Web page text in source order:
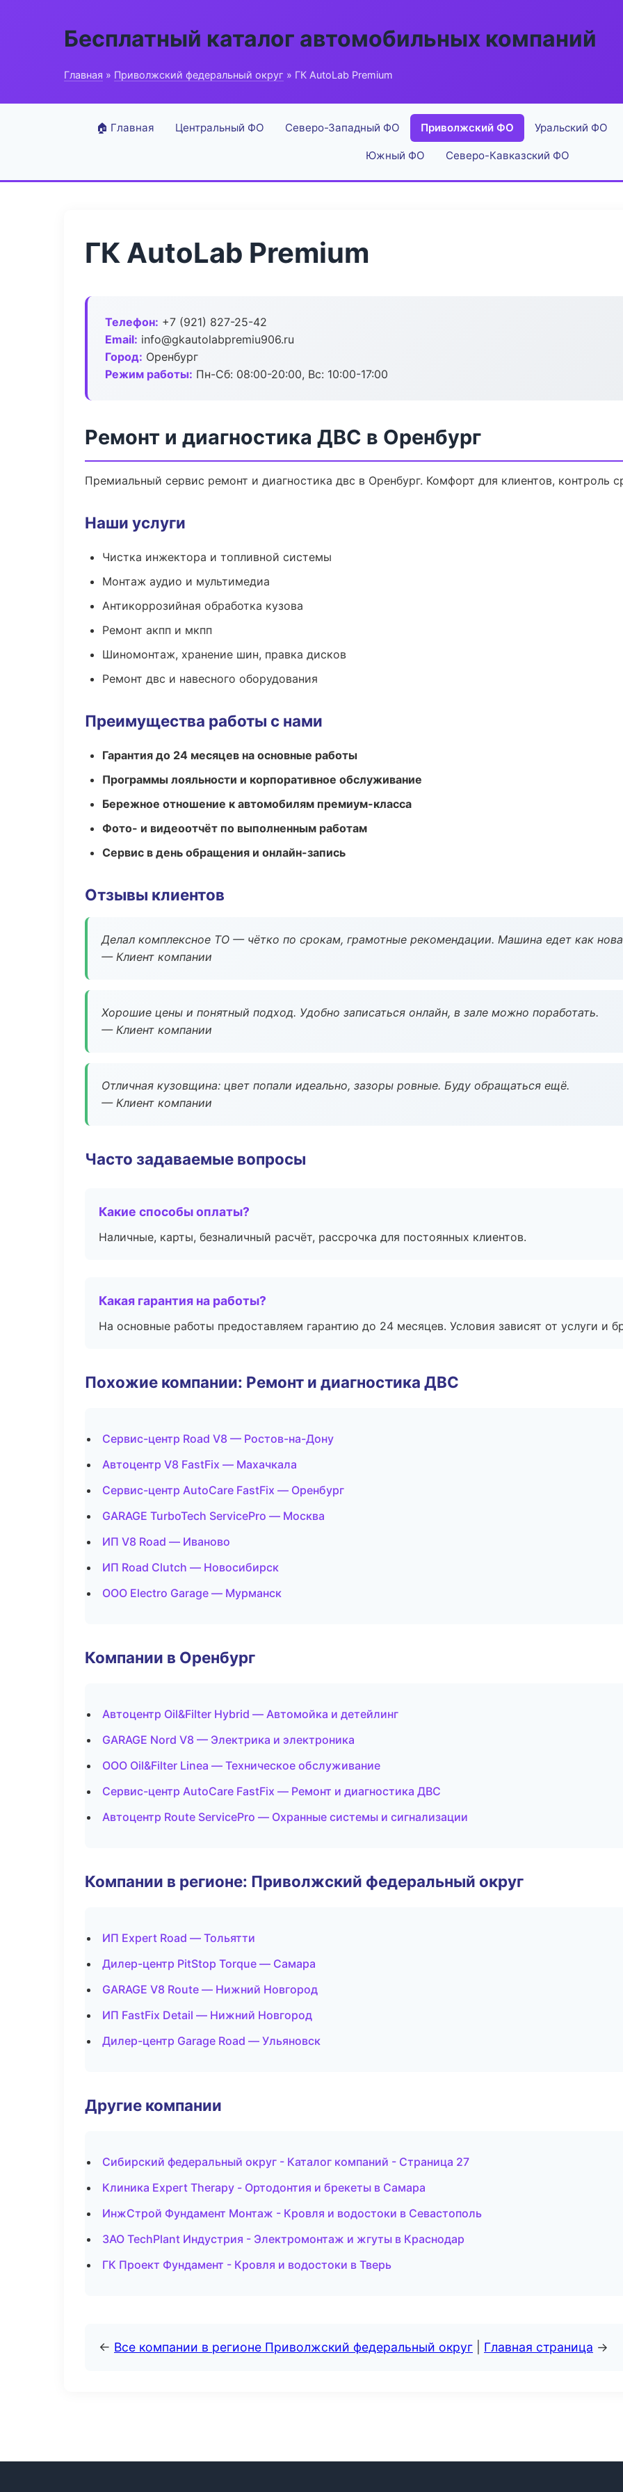
Бесплатный каталог автомобильных компаний
Главная » Приволжский федеральный округ » ГК AutoLab Premium
🏠 Главная Центральный ФО Северо-Западный ФО Приволжский ФО Уральский ФО
Южный ФО Северо-Кавказский ФО
ГК AutoLab Premium
Телефон: +7 (921) 827-25-42
Email: info@gkautolabpremiu906.ru
Город: Оренбург
Режим работы: Пн-Сб: 08:00-20:00, Вс: 10:00-17:00
Ремонт и диагностика ДВС в Оренбург
Премиальный сервис ремонт и диагностика двс в Оренбург. Комфорт для клиентов, контроль
Наши услуги
Чистка инжектора и топливной системы
Монтаж аудио и мультимедиа
Антикоррозийная обработка кузова
Ремонт акпп и мкпп
Шиномонтаж, хранение шин, правка дисков
Ремонт двс и навесного оборудования
Преимущества работы с нами
Гарантия до 24 месяцев на основные работы
Программы лояльности и корпоративное обслуживание
Бережное отношение к автомобилям премиум-класса
Фото- и видеоотчёт по выполненным работам
Сервис в день обращения и онлайн-запись
Отзывы клиентов
Делал комплексное ТО — чётко по срокам, грамотные рекомендации. Машина едет как
— Клиент компании
Хорошие цены и понятный подход. Удобно записаться онлайн, в зале можно поработать.
— Клиент компании
Отличная кузовщина: цвет попали идеально, зазоры ровные. Буду обращаться ещё.
— Клиент компании
Часто задаваемые вопросы
Какие способы оплаты?
Наличные, карты, безналичный расчёт, рассрочка для постоянных клиентов.
Какая гарантия на работы?
На основные работы предоставляем гарантию до 24 месяцев. Условия зависят от услуги и
Похожие компании: Ремонт и диагностика ДВС
Сервис-центр Road V8 — Ростов-на-Дону
Автоцентр V8 FastFix — Махачкала
Сервис-центр AutoCare FastFix — Оренбург
GARAGE TurboTech ServicePro — Москва
ИП V8 Road — Иваново
ИП Road Clutch — Новосибирск
ООО Electro Garage — Мурманск
Компании в Оренбург
Автоцентр Oil&Filter Hybrid — Автомойка и детейлинг
GARAGE Nord V8 — Электрика и электроника
ООО Oil&Filter Linea — Техническое обслуживание
Сервис-центр AutoCare FastFix — Ремонт и диагностика ДВС
Автоцентр Route ServicePro — Охранные системы и сигнализации
Компании в регионе: Приволжский федеральный округ
ИП Expert Road — Тольятти
Дилер-центр PitStop Torque — Самара
GARAGE V8 Route — Нижний Новгород
ИП FastFix Detail — Нижний Новгород
Дилер-центр Garage Road — Ульяновск
Другие компании
Сибирский федеральный округ - Каталог компаний - Страница 27
Клиника Expert Therapy - Ортодонтия и брекеты в Самара
ИнжСтрой Фундамент Монтаж - Кровля и водостоки в Севастополь
ЗАО TechPlant Индустрия - Электромонтаж и жгуты в Краснодар
ГК Проект Фундамент - Кровля и водостоки в Тверь
← Все компании в регионе Приволжский федеральный округ Главная страница →